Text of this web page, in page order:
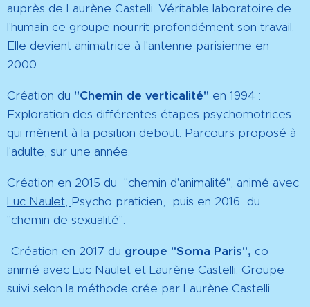
auprès de Laurène Castelli. Véritable laboratoire de
l'humain ce groupe nourrit profondément son travail.
Elle devient animatrice à l'antenne parisienne en
2000.
Création du "Chemin de verticalité" en 1994 :
Exploration des différentes étapes psychomotrices
qui mènent à la position debout. Parcours proposé à
l'adulte, sur une année.
Création en 2015 du "chemin d'animalité", animé avec
Luc Naulet, Psycho praticien, puis en 2016 du
"chemin de sexualité".
-Création en 2017 du groupe "Soma Paris", co
animé avec Luc Naulet et Laurène Castelli. Groupe
suivi selon la méthode crée par Laurène Castelli.